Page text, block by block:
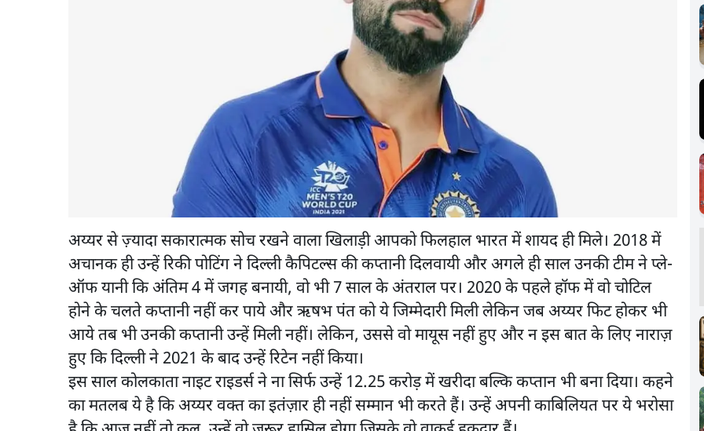
अय्यर से ज़्यादा सकारात्मक सोच रखने वाला खिलाड़ी आपको फिलहाल भारत में शायद ही मिले। 2018 में
अचानक ही उन्हें रिकी पोटिंग ने दिल्ली कैपिटल्स की कप्तानी दिलवायी और अगले ही साल उनकी टीम ने प्ले-
ऑफ यानी कि अंतिम 4 में जगह बनायी, वो भी 7 साल के अंतराल पर। 2020 के पहले हॉफ में वो चोटिल
होने के चलते कप्तानी नहीं कर पाये और ऋषभ पंत को ये जिम्मेदारी मिली लेकिन जब अय्यर फिट होकर भी
आये तब भी उनकी कप्तानी उन्हें मिली नहीं। लेकिन, उससे वो मायूस नहीं हुए और न इस बात के लिए नाराज़
हुए कि दिल्ली ने 2021 के बाद उन्हें रिटेन नहीं किया।
इस साल कोलकाता नाइट राइडर्स ने ना सिर्फ उन्हें 12.25 करोड़ में खरीदा बल्कि कप्तान भी बना दिया। कहने
का मतलब ये है कि अय्यर वक्त का इतंज़ार ही नहीं सम्मान भी करते हैं। उन्हें अपनी काबिलियत पर ये भरोसा